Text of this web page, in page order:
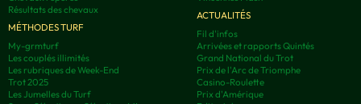
Résultats des chevaux
MÉTHODES TURF
My-grmturf
Les couplés illimités
Les rubriques de Week-End
Trot 2025
Les Jumelles du Turf
ACTUALITÉS
Fil d'infos
Arrivées et rapports Quintés
Grand National du Trot
Prix de l'Arc de Triomphe
Casino-Roulette
Prix d'Amérique